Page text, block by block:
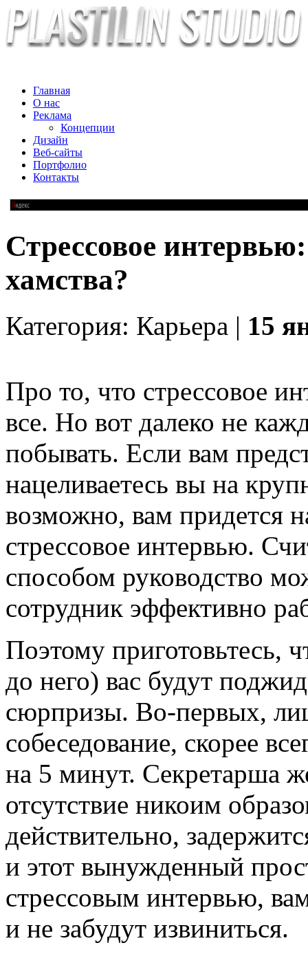
Главная
О нас
Реклама
Концепции
Дизайн
Веб-сайты
Портфолио
Контакты
Стрессовое
хамства?
Категория: Карьера | 15
Про то, что стрессовое
все. Но вот далеко не
побывать. Если вам
нацеливаетесь вы на
возможно, вам придется
стрессовое интервью.
способом руководство
сотрудник эффективно
Поэтому приготовьтесь,
до него) вас будут
сюрпризы. Во-первых,
собеседование, скорее
на 5 минут. Секретарша
отсутствие никоим
действительно,
и этот вынужденный
стрессовым интервью,
и не забудут извиниться.